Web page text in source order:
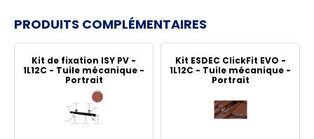
PRODUITS COMPLÉMENTAIRES
Kit de fixation ISY PV -
1L12C - Tuile mécanique -
Portrait
Kit ESDEC ClickFit EVO -
1L12C - Tuile mécanique -
Portrait